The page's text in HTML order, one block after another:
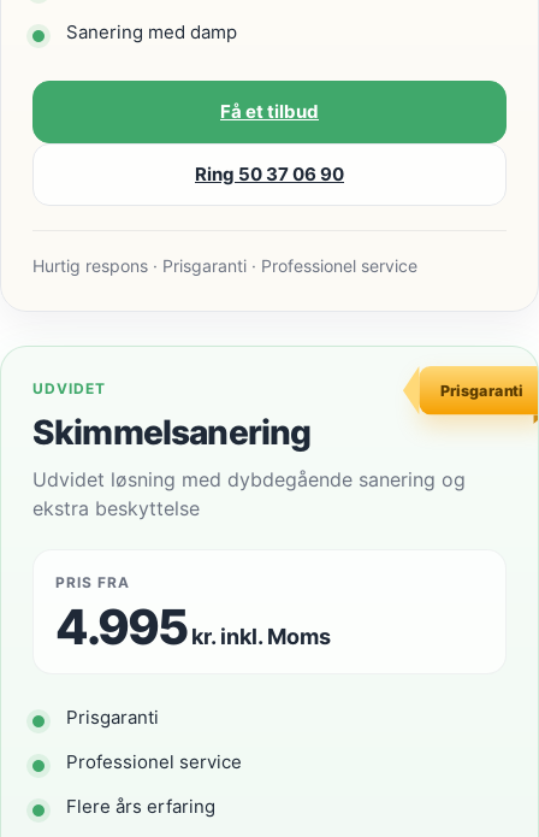
Sanering med damp
Få et tilbud
Ring 50 37 06 90
Hurtig respons · Prisgaranti · Professionel service
Prisgaranti
UDVIDET
Skimmelsanering
Udvidet løsning med dybdegående sanering og
ekstra beskyttelse
PRIS FRA
4.995kr. inkl. Moms
Prisgaranti
Professionel service
Flere års erfaring